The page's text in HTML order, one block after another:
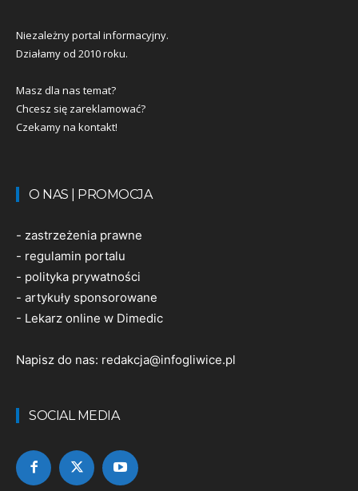
Niezależny portal informacyjny.
Działamy od 2010 roku.
Masz dla nas temat?
Chcesz się zareklamować?
Czekamy na kontakt!
O NAS | PROMOCJA
- zastrzeżenia prawne
- regulamin portalu
- polityka prywatności
- artykuły sponsorowane
- Lekarz online w Dimedic
Napisz do nas: redakcja@infogliwice.pl
SOCIAL MEDIA